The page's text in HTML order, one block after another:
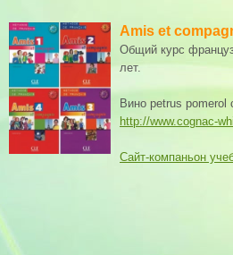
Amis et
Общий курс
лет.
Вино petrus pomerol
http://www.cognac-
Сайт-компаньон